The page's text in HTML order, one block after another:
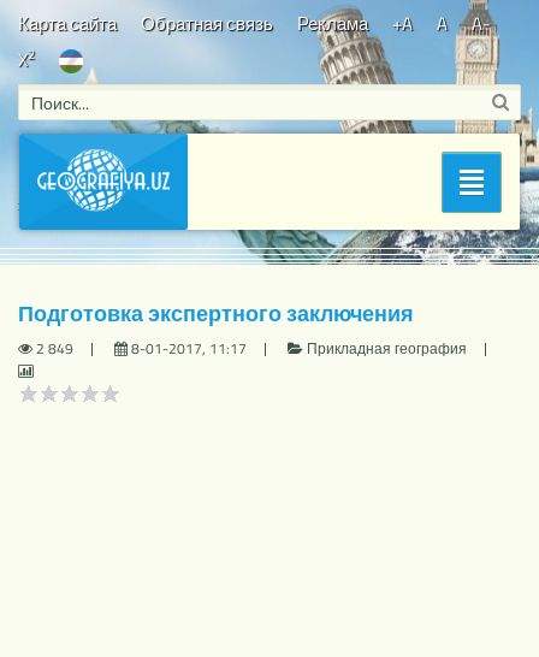
Карта сайта Обратная связь Реклама +A A
A-
X2
Bosh sahifa/Прикладная география
экспертного заключения
Подготовка экспертного заключения
2 849 8-01-2017, 11:17 Прикладная география